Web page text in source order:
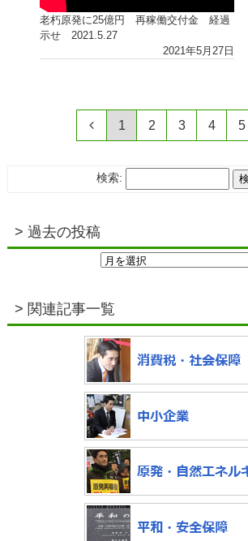
老朽原発に25億円 再稼働交付金 経過
示せ 2021.5.27
2021年5月27日
1 2 3 4 5
検索:
過去の投稿
> 関連記事一覧